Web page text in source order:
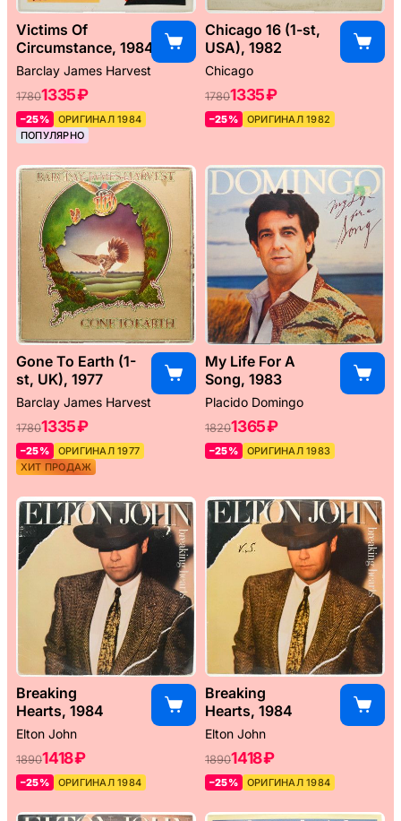
Victims Of
Circumstance, 1984
Barclay James Harvest
17801335 ₽
–25%
ОРИГИНАЛ 1984
ПОПУЛЯРНО
Chicago 16 (1-st,
USA), 1982
Chicago
17801335 ₽
–25% ОРИГИНАЛ 1982
Gone To Earth (1-
st, UK), 1977
Barclay James Harvest
17801335 ₽
–25%
ОРИГИНАЛ 1977
ХИТ ПРОДАЖ
My Life For A
Song, 1983
Placido Domingo
18201365 ₽
–25% ОРИГИНАЛ 1983
Breaking
Hearts, 1984
Elton John
18901418 ₽
–25% ОРИГИНАЛ 1984
Breaking
Hearts, 1984
Elton John
18901418 ₽
–25% ОРИГИНАЛ 1984